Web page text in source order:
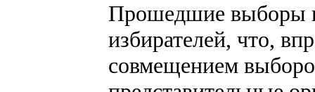
Прошедшие выборы
избирателей, что,
совмещением